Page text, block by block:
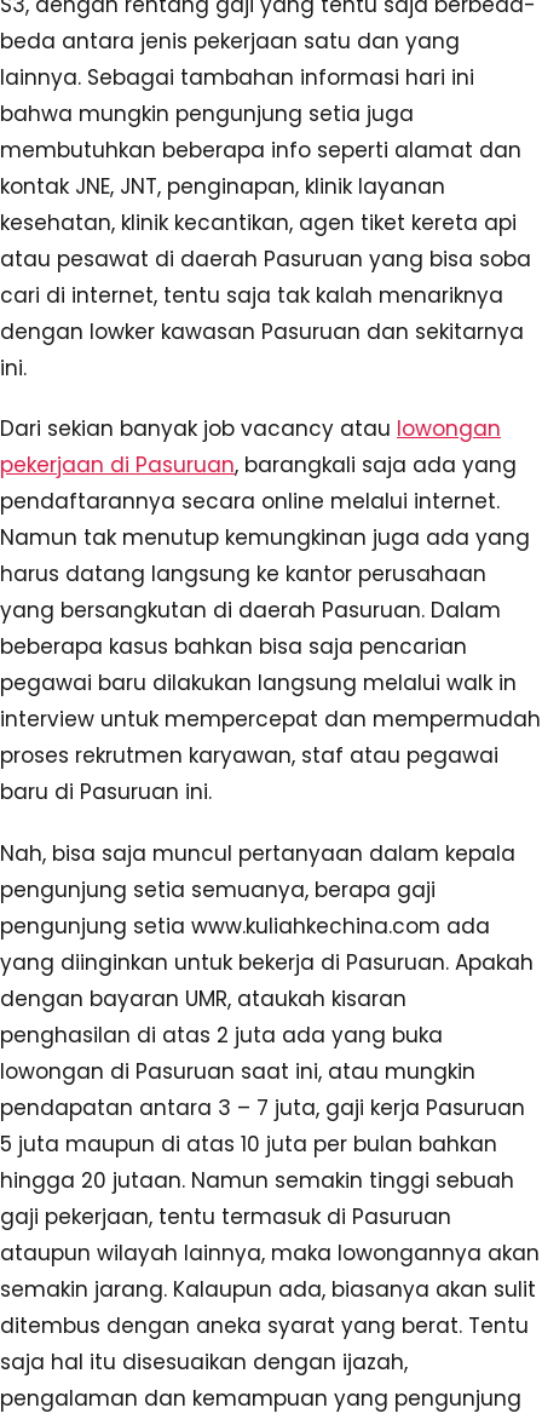
beda antara jenis pekerjaan satu dan yang
lainnya. Sebagai tambahan informasi hari ini
bahwa mungkin pengunjung setia juga
membutuhkan beberapa info seperti alamat dan
kontak JNE, JNT, penginapan, klinik layanan
kesehatan, klinik kecantikan, agen tiket kereta api
atau pesawat di daerah Pasuruan yang bisa soba
cari di internet, tentu saja tak kalah menariknya
dengan lowker kawasan Pasuruan dan sekitarnya
ini.
Dari sekian banyak job vacancy atau lowongan
pekerjaan di Pasuruan, barangkali saja ada yang
pendaftarannya secara online melalui internet.
Namun tak menutup kemungkinan juga ada yang
harus datang langsung ke kantor perusahaan
yang bersangkutan di daerah Pasuruan. Dalam
beberapa kasus bahkan bisa saja pencarian
pegawai baru dilakukan langsung melalui walk in
interview untuk mempercepat dan mempermudah
proses rekrutmen karyawan, staf atau pegawai
baru di Pasuruan ini.
Nah, bisa saja muncul pertanyaan dalam kepala
pengunjung setia semuanya, berapa gaji
pengunjung setia www.kuliahkechina.com ada
yang diinginkan untuk bekerja di Pasuruan. Apakah
dengan bayaran UMR, ataukah kisaran
penghasilan di atas 2 juta ada yang buka
lowongan di Pasuruan saat ini, atau mungkin
pendapatan antara 3 – 7 juta, gaji kerja Pasuruan
5 juta maupun di atas 10 juta per bulan bahkan
hingga 20 jutaan. Namun semakin tinggi sebuah
gaji pekerjaan, tentu termasuk di Pasuruan
ataupun wilayah lainnya, maka lowongannya akan
semakin jarang. Kalaupun ada, biasanya akan sulit
ditembus dengan aneka syarat yang berat. Tentu
saja hal itu disesuaikan dengan ijazah,
pengalaman dan kemampuan yang pengunjung